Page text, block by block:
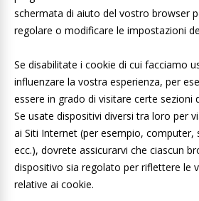
schermata di aiuto del vostro browser
regolare o modificare le impostazioni
Se disabilitate i cookie di cui facciamo
influenzare la vostra esperienza, per
essere in grado di visitare certe sezioni
Se usate dispositivi diversi tra loro per
ai Siti Internet (per esempio, computer,
ecc.), dovrete assicurarvi che ciascun
dispositivo sia regolato per riflettere le
relative ai cookie.